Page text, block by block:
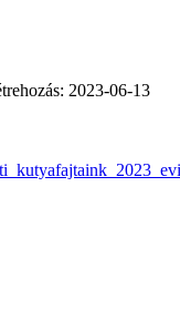
2023-06-13